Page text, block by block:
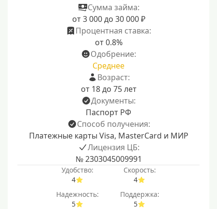
Сумма займа:
от 3 000 до 30 000 ₽
Процентная ставка:
от 0.8%
Одобрение:
Среднее
Возраст:
от 18 до 75 лет
Документы:
Паспорт РФ
Способ получения:
Платежные карты Visa, MasterCard и МИР
Лицензия ЦБ:
№ 2303045009991
Удобство:
4
Скорость:
4
Надежность:
5
Поддержка:
5